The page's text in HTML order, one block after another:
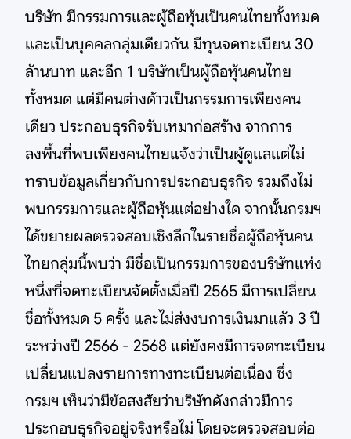
บริษัท มีกรรมการและผู้ถือหุ้นเป็นคนไทยทั้งหมด
และเป็นบุคคลกลุ่มเดียวกัน มีทุนจดทะเบียน 30
ล้านบาท และอีก 1 บริษัทเป็นผู้ถือหุ้นคนไทย
ทั้งหมด แต่มีคนต่างด้าวเป็นกรรมการเพียงคน
เดียว ประกอบธุรกิจรับเหมาก่อสร้าง จากการ
ลงพื้นที่พบเพียงคนไทยแจ้งว่าเป็นผู้ดูแลแต่ไม่
ทราบข้อมูลเกี่ยวกับการประกอบธุรกิจ รวมถึงไม่
พบกรรมการและผู้ถือหุ้นแต่อย่างใด จากนั้นกรมฯ
ได้ขยายผลตรวจสอบเชิงลึกในรายชื่อผู้ถือหุ้นคน
ไทยกลุ่มนี้พบว่า มีชื่อเป็นกรรมการของบริษัทแห่ง
หนึ่งที่จดทะเบียนจัดตั้งเมื่อปี 2565 มีการเปลี่ยน
ชื่อทั้งหมด 5 ครั้ง และไม่ส่งงบการเงินมาแล้ว 3 ปี
ระหว่างปี 2566 - 2568 แต่ยังคงมีการจดทะเบียน
เปลี่ยนแปลงรายการทางทะเบียนต่อเนื่อง ซึ่ง
กรมฯ เห็นว่ามีข้อสงสัยว่าบริษัทดังกล่าวมีการ
ประกอบธุรกิจอยู่จริงหรือไม่ โดยจะตรวจสอบต่อ